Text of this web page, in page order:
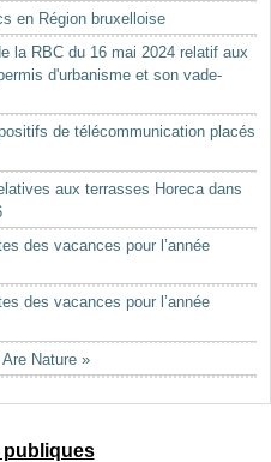
en Région bruxelloise
la RBC du 16 mai 2024 relatif aux
d'urbanisme et son vade-
de télécommunication placés
aux terrasses Horeca dans
des vacances pour l’année
des vacances pour l’année
Nature »
publiques